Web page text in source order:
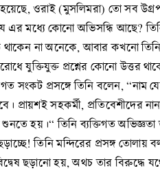
ওরাই (মুসলিমরা) তো সব
এর মধ্যে কোনো অভিসন্ধি আছে?
থাকেন না অনেকে, আবার কখনো
যুক্তিযুক্ত প্রশ্নের কোনো উত্তর
সংকট প্রসঙ্গে তিনি বলেন,
প্রায়শই সহকর্মী, প্রতিবেশীদের
শুনতে হয়।“ তিনি ব্যক্তিগত
তিনি মন্দিরের প্রসঙ্গ
ছড়ানো হয়, অথচ তার বিরুদ্ধে